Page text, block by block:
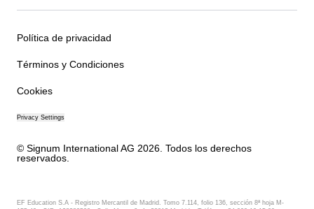
Política de privacidad
Términos y Condiciones
Cookies
Privacy Settings
© Signum International AG 2026. Todos los derechos
reservados.
EF Education S.A - Registro Mercantil de Madrid. Tomo 7.114, folio 136, sección 8ª hoja M-